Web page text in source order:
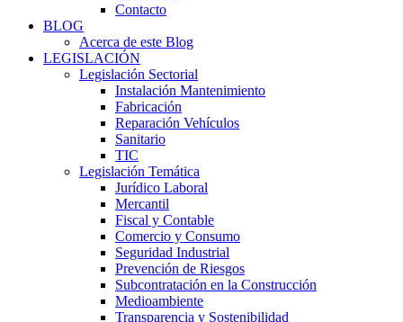
Contacto
BLOG
Acerca de este Blog
LEGISLACIÓN
Legislación Sectorial
Instalación Mantenimiento
Fabricación
Reparación Vehículos
Sanitario
TIC
Legislación Temática
Jurídico Laboral
Mercantil
Fiscal y Contable
Comercio y Consumo
Seguridad Industrial
Prevención de Riesgos
Subcontratación en la Construcción
Medioambiente
Transparencia y Sostenibilidad